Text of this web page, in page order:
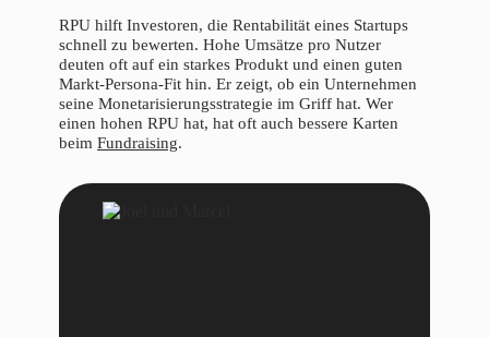
RPU hilft Investoren, die Rentabilität eines Startups
schnell zu bewerten. Hohe Umsätze pro Nutzer
deuten oft auf ein starkes Produkt und einen guten
Markt-Persona-Fit hin. Er zeigt, ob ein Unternehmen
seine Monetarisierungsstrategie im Griff hat. Wer
einen hohen RPU hat, hat oft auch bessere Karten
beim Fundraising.